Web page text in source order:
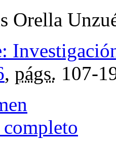
Orella
, págs. 107-